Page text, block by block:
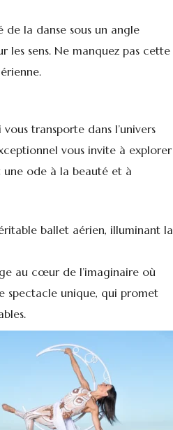
la danse sous un angle
sens. Ne manquez pas cette
transporte dans l’univers
vous invite à explorer
une ode à la beauté et à
ballet aérien, illuminant la
au cœur de l’imaginaire où
spectacle unique, qui promet